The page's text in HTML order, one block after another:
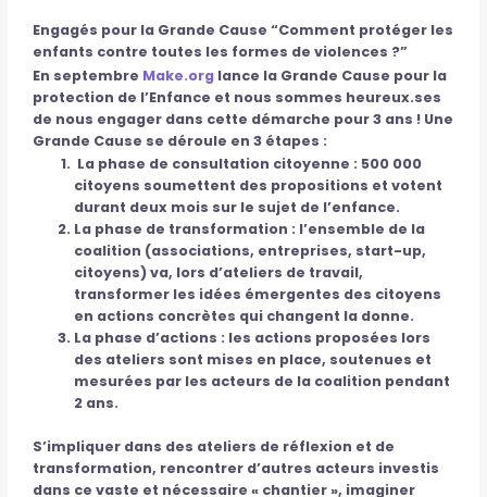
Engagés pour la Grande Cause “Comment protéger les
enfants contre toutes les formes de violences ?”
En septembre Make.orglance la Grande Cause pour la
protection de l’Enfance et nous sommes heureux.ses
de nous engager dans cette démarche pour 3 ans ! Une
Grande Cause se déroule en 3 étapes :
La phase de consultation citoyenne : 500 000
citoyens soumettent des propositions et votent
durant deux mois sur le sujet de l’enfance.
La phase de transformation : l’ensemble de la
coalition (associations, entreprises, start-up,
citoyens) va, lors d’ateliers de travail,
transformer les idées émergentes des citoyens
en actions concrètes qui changent la donne.
La phase d’actions : les actions proposées lors
des ateliers sont mises en place, soutenues et
mesurées par les acteurs de la coalition pendant
2 ans.
S’impliquer dans des ateliers de réflexion et de
transformation, rencontrer d’autres acteurs investis
dans ce vaste et nécessaire « chantier », imaginer